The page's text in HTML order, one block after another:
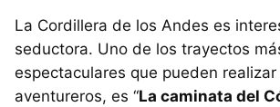
La Cordillera de los Andes es
seductora. Uno de los trayectos
espectaculares que pueden realizar
aventureros, es “La caminata del